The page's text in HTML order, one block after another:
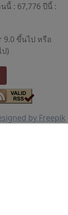
นี้ : 67,776 ปีนี้ :
ขึ้นไป หรือ
)
by Freepik